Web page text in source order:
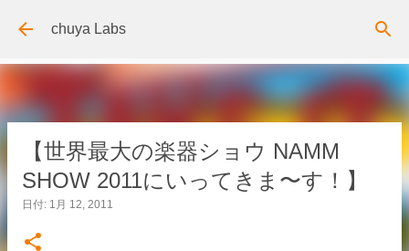
スキップしてメイン コンテンツに移動
chuya Labs
【世界最大の楽器ショウ NAMM
SHOW 2011にいってきま〜す！】
日付: 1月 12, 2011